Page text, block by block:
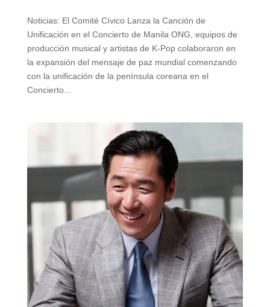
Noticias: El Comité Cívico Lanza la Canción de
Unificación en el Concierto de Manila ONG, equipos de
producción musical y artistas de K-Pop colaboraron en
la expansión del mensaje de paz mundial comenzando
con la unificación de la península coreana en el
Concierto...